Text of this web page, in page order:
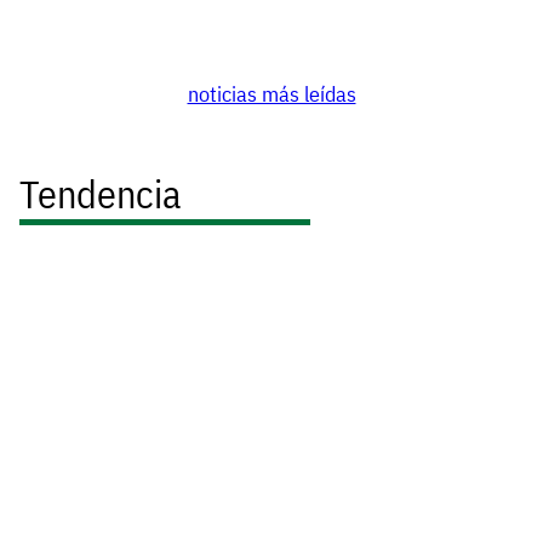
noticias más leídas
Tendencia